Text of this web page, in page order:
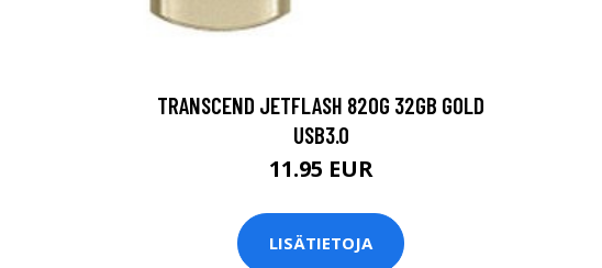
TRANSCEND JETFLASH 820G 32GB GOLD
USB3.0
11.95 EUR
LISÄTIETOJA